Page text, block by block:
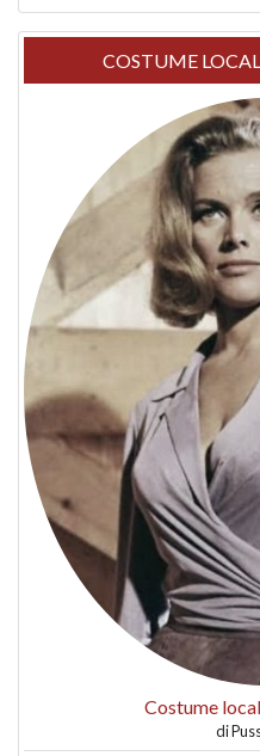
COSTUME
Costume
di